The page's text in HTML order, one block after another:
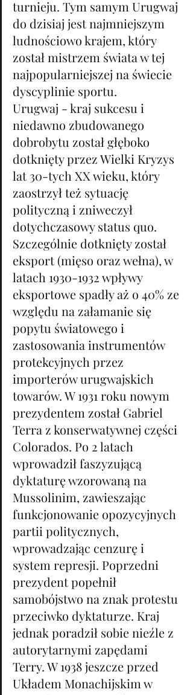
turnieju. Tym samym Urugwaj
do dzisiaj jest najmniejszym
ludnościowo krajem, który
został mistrzem świata w tej
najpopularniejszej na świecie
dyscyplinie sportu.
Urugwaj - kraj sukcesu i
niedawno zbudowanego
dobrobytu został głęboko
dotknięty przez Wielki Kryzys
lat 30-tych XX wieku, który
zaostrzył też sytuację
polityczną i zniweczył
dotychczasowy status quo.
Szczególnie dotknięty został
eksport (mięso oraz wełna), w
latach 1930-1932 wpływy
eksportowe spadły aż o 40% ze
względu na załamanie się
popytu światowego i
zastosowania instrumentów
protekcyjnych przez
importerów urugwajskich
towarów. W 1931 roku nowym
prezydentem został Gabriel
Terra z konserwatywnej części
Colorados. Po 2 latach
wprowadził faszyzującą
dyktaturę wzorowaną na
Mussolinim, zawieszając
funkcjonowanie opozycyjnych
partii politycznych,
wprowadzając cenzurę i
system represji. Poprzedni
prezydent popełnił
samobójstwo na znak protestu
przeciwko dyktaturze. Kraj
jednak poradził sobie nieźle z
autorytarnymi zapędami
Terry. W 1938 jeszcze przed
Układem Monachijskim w